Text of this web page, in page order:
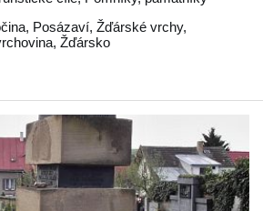
, Posázaví, Žďárské vrchy,
, Žďársko